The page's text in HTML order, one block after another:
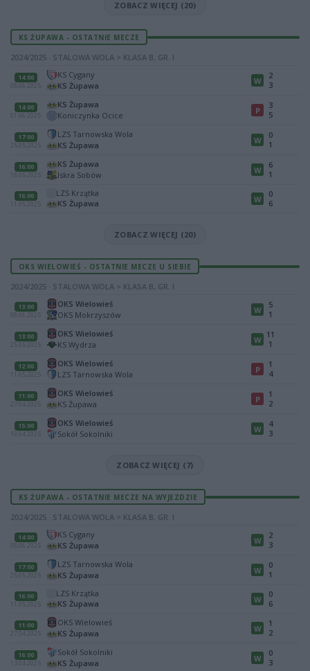
ZOBACZ WIĘCEJ (20)
KS ŻUPAWA - OSTATNIE MECZE
2024/2025 · STALOWA WOLA > KLASA B, GR. I
14:00
08.06.2025
KS Cygany
KS Żupawa
W
2
3
14:00
01.06.2025
KS Żupawa
Koniczynka Ocice
P
3
5
17:00
25.05.2025
LZS Tarnowska Wola
KS Żupawa
W
0
1
16:00
18.05.2025
KS Żupawa
Iskra Sobów
W
6
1
16:00
11.05.2025
LZS Krzątka
KS Żupawa
W
0
6
ZOBACZ WIĘCEJ (20)
OKS WIELOWIEŚ - OSTATNIE MECZE U SIEBIE
2024/2025 · STALOWA WOLA > KLASA B, GR. I
13:00
08.06.2025
OKS Wielowieś
OKS Mokrzyszów
W
5
1
13:00
25.05.2025
OKS Wielowieś
KS Wydrza
W 11
1
12:00
11.05.2025
OKS Wielowieś
LZS Tarnowska Wola
P
1
4
11:00
27.04.2025
OKS Wielowieś
KS Żupawa
P
1
2
15:00
19.04.2025
OKS Wielowieś
Sokół Sokolniki
W
4
3
ZOBACZ WIĘCEJ (7)
KS ŻUPAWA - OSTATNIE MECZE NA WYJEZDZIE
2024/2025 · STALOWA WOLA > KLASA B, GR. I
14:00
08.06.2025
KS Cygany
KS Żupawa
W
2
3
17:00
25.05.2025
LZS Tarnowska Wola
KS Żupawa
W
0
1
16:00
11.05.2025
LZS Krzątka
KS Żupawa
W
0
6
11:00
27.04.2025
OKS Wielowieś
KS Żupawa
W
1
2
16:00
13.04.2025
Sokół Sokolniki
KS Żupawa
W
0
3